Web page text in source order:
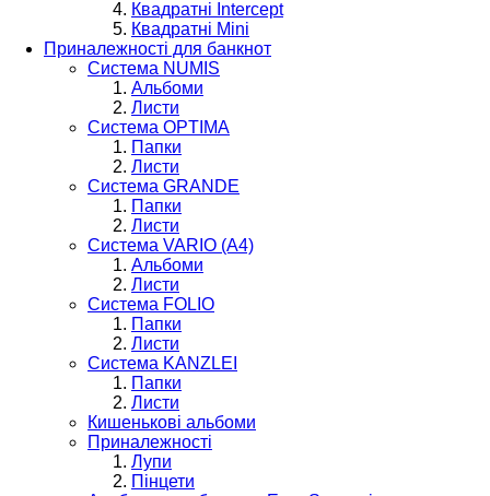
Квадратні Intercept
Квадратні Mini
Приналежності для банкнот
Система NUMIS
Альбоми
Листи
Система OPTIMA
Папки
Листи
Система GRANDE
Папки
Листи
Система VARIO (A4)
Альбоми
Листи
Система FOLIO
Папки
Листи
Система KANZLEI
Папки
Листи
Кишенькові альбоми
Приналежності
Лупи
Пінцети